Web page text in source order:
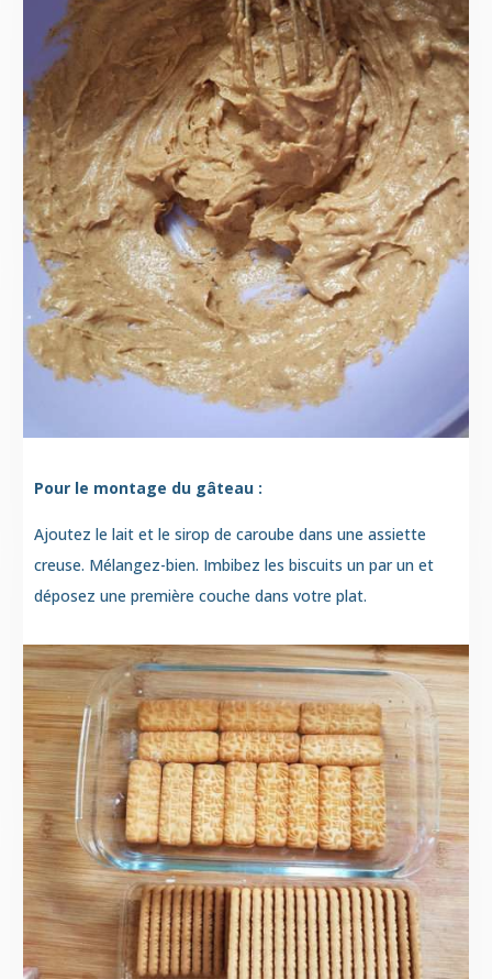
Pour le montage du gâteau :
Ajoutez le lait et le sirop de caroube dans une assiette
creuse. Mélangez-bien. Imbibez les biscuits un par un et
déposez une première couche dans votre plat.